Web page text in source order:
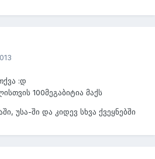
:დ
100მეგაბიტია მაქს
უსა-ში და კიდევ სხვა ქვეყნებში